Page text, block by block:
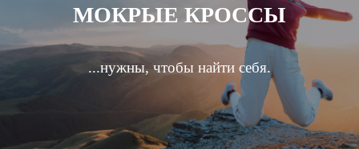
МОКРЫЕ КРОССЫ
...нужны, чтобы найти себя.